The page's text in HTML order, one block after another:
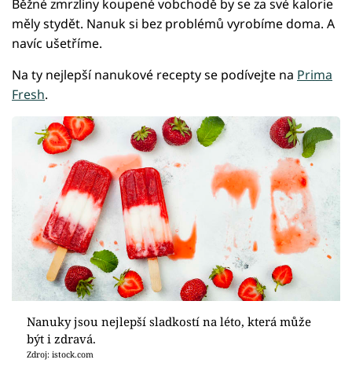
Běžné zmrzliny koupené vobchodě by se za své kalorie
měly stydět. Nanuk si bez problémů vyrobíme doma. A
navíc ušetříme.
Na ty nejlepší nanukové recepty se podívejte na Prima
Fresh.
Nanuky jsou nejlepší sladkostí na léto, která může
být i zdravá.
Zdroj: istock.com